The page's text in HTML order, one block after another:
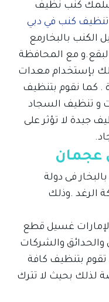
كنب نظيف
كنب في دبي
بالبخارمع
مع المحافظة
بإستخدام معدات
. كما نقوم بتنظيف
و تنظيف السجاد
جيدة لا تؤثر على
عجمان
فى دولة
الرغد .وذلك
غسيل قطع
والشركات
تقوم بتنظيف كافة
لذلك بحيث لا تترك